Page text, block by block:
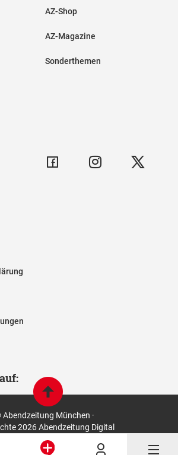
AZ-Shop
AZ-Magazine
Sonderthemen
München ·
2026 Abendzeitung Digital